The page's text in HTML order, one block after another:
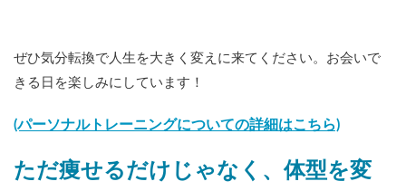
ぜひ気分転換で人生を大きく変えに来てください。お会いで
きる日を楽しみにしています！
(パーソナルトレーニングについての詳細はこちら)
ただ痩せるだけじゃなく、体型を変